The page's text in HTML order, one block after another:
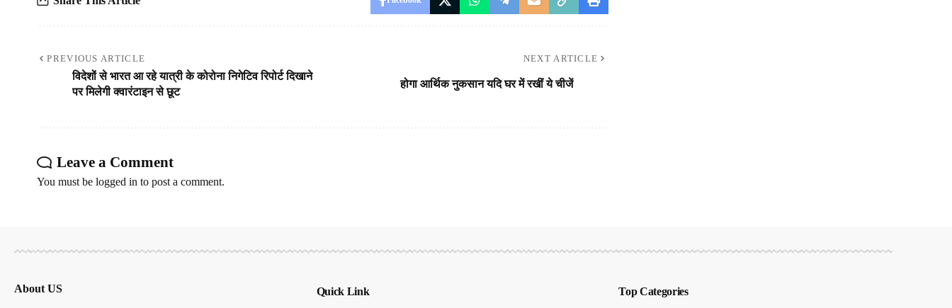
PREVIOUS ARTICLE
विदेशों से भारत आ रहे यात्री के कोरोना निगेटिव रिपोर्ट दिखाने
पर मिलेगी क्वारंटाइन से छूट
NEXT ARTICLE
होगा आर्थिक नुकसान यदि घर में रखीं ये चीजें
Leave a Comment
You must be logged in to post a comment.
About US Quick Link Top Categories